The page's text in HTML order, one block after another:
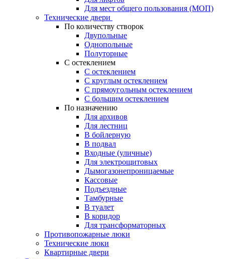
Для мест общего пользования (МОП)
Технические двери
По количеству створок
Двупольные
Однопольные
Полуторные
С остеклением
С остеклением
С круглым остеклением
С прямоугольным остеклением
С большим остеклением
По назначению
Для архивов
Для лестниц
В бойлерную
В подвал
Входные (уличные)
Для электрощитовых
Дымогазонепроницаемые
Кассовые
Подъездные
Тамбурные
В туалет
В коридор
Для трансформаторных
Противопожарные люки
Технические люки
Квартирные двери